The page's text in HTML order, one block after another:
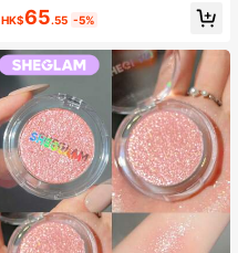
HK$65.55 -5%